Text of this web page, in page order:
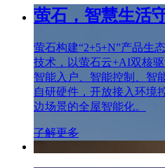
萤石，智慧生活
萤石构建“2+5+N”产品生
技术，以萤石云+AI双核
智能入户、智能控制、智
自研硬件，开放接入环境
边场景的全屋智能化。
了解更多